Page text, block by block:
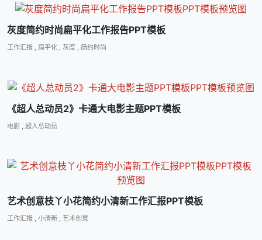
灰度简约时尚扁平化工作报告PPT模板
工作汇报 , 扁平化 , 灰度 , 简约时尚
《超人总动员2》卡通大电影主题PPT模板
电影 , 超人总动员
艺术创意枝丫小花简约小清新工作汇报PPT模板
工作汇报 , 小清新 , 艺术创意